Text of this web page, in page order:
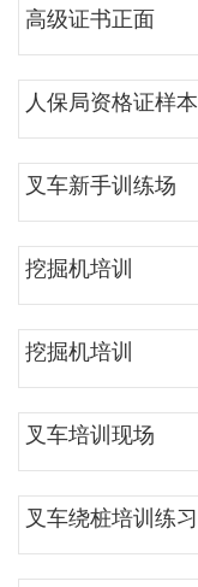
高级证书正面
人保局资格证样本
叉车新手训练场
挖掘机培训
挖掘机培训
叉车培训现场
叉车绕桩培训练习